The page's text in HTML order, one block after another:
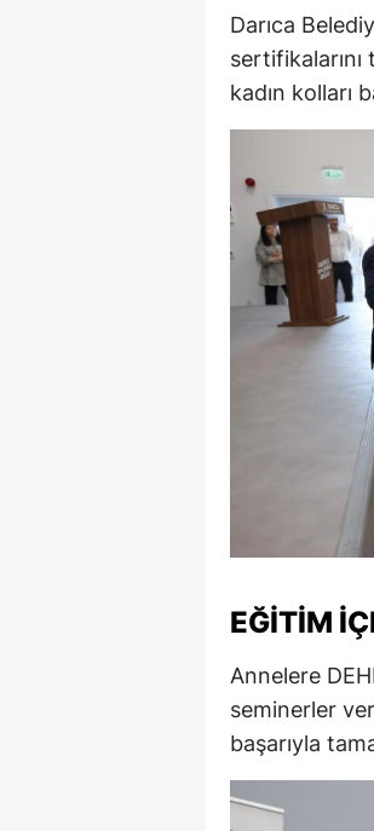
Darıca
kadın kolları
EĞITIM
Annelere
seminerler
başarıyla